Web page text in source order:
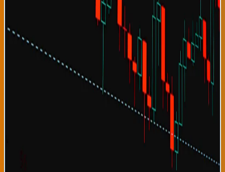
commodities desde Asia, recuperación del consumo doméstico
en países con inflación controlada, y remesas crecientes desde
diásporas latinoamericanas en Europa y América del Norte. Para
las comunidades latinoamericanas en el País Vasco, esta noticia
es significativa porque sugiere que sus países de origen
experimentarán oportunidades económicas potenciales. Sin
embargo, el FMI advierte que esta recuperación global no es
uniforme: mientras economías como Chile, Uruguay y Costa Rica
crecen robustamente, otros países como Venezuela y Nicaragua
enfrentan contracción económica severa. Las disparidades de
ingresos entre países ricos y pobres continúan ampliándose,
generando presiones migratorias que persistirán en próximas
décadas. El fondo también advierte que inflación residual en
sectores específicos (especialmente energía y alimentos)
podría limitar crecimiento de mercados emergentes si no se
controlan adecuadamente. Adicionalmente, la proyección asume
una desescalada de conflictos geopolíticos, asunción que podría